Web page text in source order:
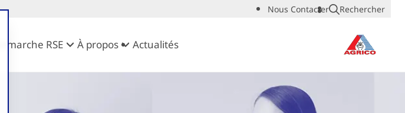
Nous Contacter Rechercher
RSE À propos Actualités